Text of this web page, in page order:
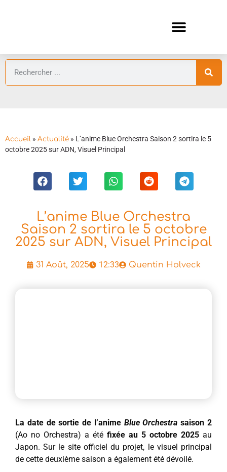
Accueil » Actualité » L’anime Blue Orchestra Saison 2 sortira le 5
octobre 2025 sur ADN, Visuel Principal
L’anime Blue Orchestra
Saison 2 sortira le 5 octobre
2025 sur ADN, Visuel Principal
31 Août, 2025 12:33 Quentin Holveck
La date de sortie de l’anime Blue Orchestra saison 2
(Ao no Orchestra) a été fixée au 5 octobre 2025 au
Japon. Sur le site officiel du projet, le visuel principal
de cette deuxième saison a également été dévoilé.